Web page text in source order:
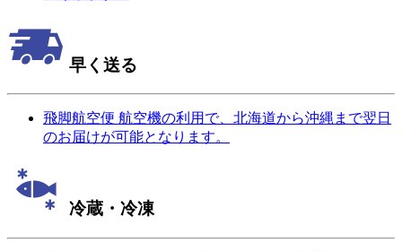
早く送る
飛脚航空便 航空機の利用で、北海道から沖縄まで翌日
のお届けが可能となります。
冷蔵・冷凍